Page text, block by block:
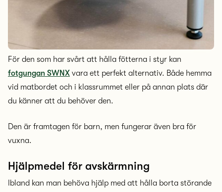
För den som har svårt att hålla fötterna i styr kan
fotgungan SWNX vara ett perfekt alternativ. Både hemma
vid matbordet och i klassrummet eller på annan plats där
du känner att du behöver den.
Den är framtagen för barn, men fungerar även bra för
vuxna.
Hjälpmedel för avskärmning
Ibland kan man behöva hjälp med att hålla borta störande